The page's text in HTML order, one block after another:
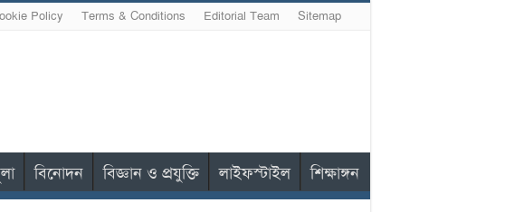
Policy Terms & Conditions Editorial Team Sitemap
বিনোদন বিজ্ঞান ও প্রযুক্তি লাইফস্টাইল শিক্ষাঙ্গন